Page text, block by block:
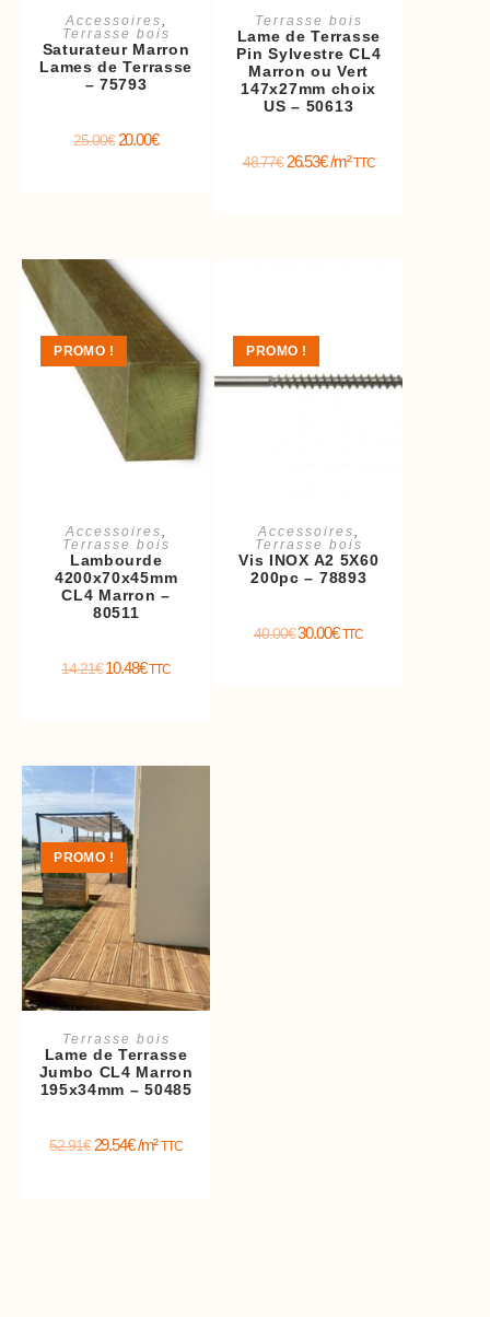
Accessoires
Terrasse bois
Saturateur Marron
Lames de Terrasse
– 75793
25.00€ 20.00€
Terrasse bois
Lame de Terrasse
Pin Sylvestre CL4
Marron ou Vert
147x27mm choix
US – 50613
48.77€ 26.53€/m²TTC
PROMO !
Ajouter au panier
Accessoires,
Terrasse bois
Lambourde
4200x70x45mm
CL4 Marron –
80511
14.21€ 10.48€ TTC
PROMO !
Ajouter au panier
Accessoires,
Terrasse bois
Vis INOX A2 5X60
200pc – 78893
40.00€30.00€ TTC
PROMO !
Ajouter au panier
Terrasse bois
Lame de Terrasse
Jumbo CL4 Marron
195x34mm – 50485
52.91€ 29.54€/m²TTC